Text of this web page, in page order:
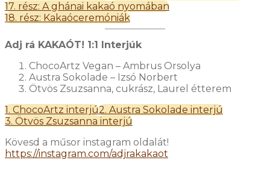
17. rész: A ghánai kakaó nyomában
18. rész: Kakaóceremóniák
Adj rá KAKAÓT! 1:1 Interjúk
ChocoArtz Vegan – Ambrus Orsolya
Austra Sokolade – Izsó Norbert
Ötvös Zsuzsanna, cukrász, Laurel étterem
1. ChocoArtz interjú2. Austra Sokolade interjú
3. Ötvös Zsuzsanna interjú
Kövesd a műsor instagram oldalát!
https://instagram.com/adjrakakaot